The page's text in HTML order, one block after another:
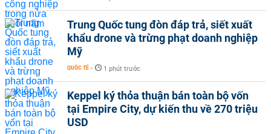
Trung Quốc tung đòn đáp trả, siết xuất
khẩu drone và trừng phạt doanh nghiệp
Mỹ
QUỐC TẾ - 1 phút trước
Keppel ký thỏa thuận bán toàn bộ vốn
tại Empire City, dự kiến thu về 270 triệu
USD